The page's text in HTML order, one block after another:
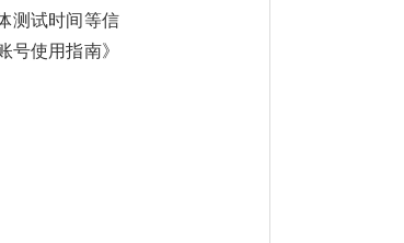
测试时间等信
使用指南》